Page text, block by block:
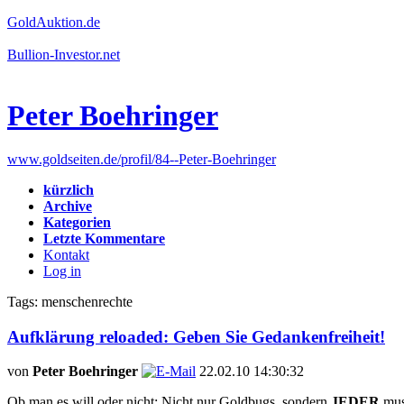
GoldAuktion.de
Bullion-Investor.net
Peter Boehringer
www.goldseiten.de/profil/84--Peter-Boehringer
kürzlich
Archive
Kategorien
Letzte Kommentare
Kontakt
Log in
Tags: menschenrechte
Aufklärung reloaded: Geben Sie Gedankenfreiheit!
von Peter Boehringer
22.02.10 14:30:32